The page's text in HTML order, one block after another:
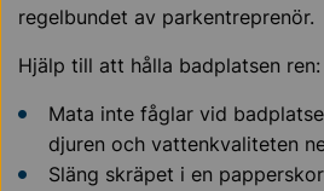
regelbundet av parkentreprenör.
Hjälp till att hålla badplatsen ren:
Mata inte fåglar vid
djuren och vattenkvaliteten
Släng skräpet i en